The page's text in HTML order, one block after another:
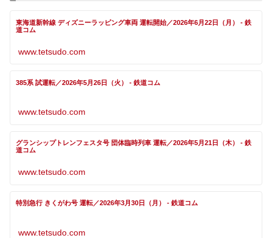
東海道新幹線 ディズニーラッピング車両 運転開始／2026年6月22日（月） - 鉄
道コム
www.tetsudo.com
385系 試運転／2026年5月26日（火） - 鉄道コム
www.tetsudo.com
グランシップトレンフェスタ号 団体臨時列車 運転／2026年5月21日（木） - 鉄
道コム
www.tetsudo.com
特別急行 きくがわ号 運転／2026年3月30日（月） - 鉄道コム
www.tetsudo.com